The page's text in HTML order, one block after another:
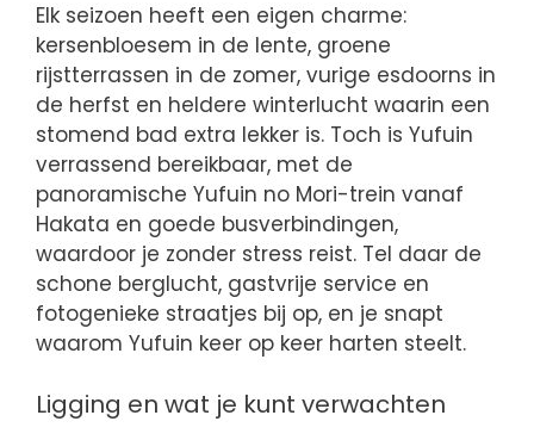
Elk seizoen heeft een eigen charme:
kersenbloesem in de lente, groene
rijstterrassen in de zomer, vurige esdoorns in
de herfst en heldere winterlucht waarin een
stomend bad extra lekker is. Toch is Yufuin
verrassend bereikbaar, met de
panoramische Yufuin no Mori-trein vanaf
Hakata en goede busverbindingen,
waardoor je zonder stress reist. Tel daar de
schone berglucht, gastvrije service en
fotogenieke straatjes bij op, en je snapt
waarom Yufuin keer op keer harten steelt.
Ligging en wat je kunt verwachten